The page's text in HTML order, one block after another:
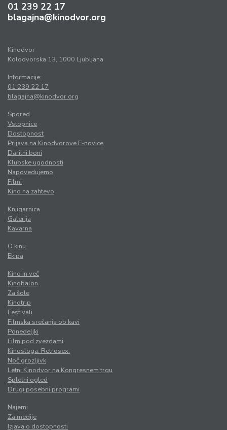
01 239 22 17
blagajna@kinodvor.org
Kinodvor
Kolodvorska 13, 1000 Ljubljana
Informacije:
01 239 22 17
blagajna@kinodvor.org
Spored
Vstopnice
Dostopnost
Prijava na Kinodvorove E-novice
Darilni boni
Klubske ugodnosti
Napovedujemo
Filmi
Kino na zahtevo
Knjigarnica
Galerija
Kavarna
O kinu
Ekipa
Kino in več
Kinobalon
Za šole
Kinotrip
Festivali
Filmska srečanja ob kavi
Ponedeljki
Film pod zvezdami
Kinosloga. Retrosex.
Noč grozljivk
Letni Kinodvor na Kongresnem trgu
Spletni ogled
Drugi posebni programi
Najemi
Za medije
Izjava o dostopnosti